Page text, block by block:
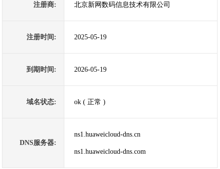
注册商: 北京新网数码信息技术有限公司
注册时间: 2025-05-19
到期时间: 2026-05-19
域名状态: ok ( 正常 )
DNS服务器:
ns1.huaweicloud-dns.cn
ns1.huaweicloud-dns.com